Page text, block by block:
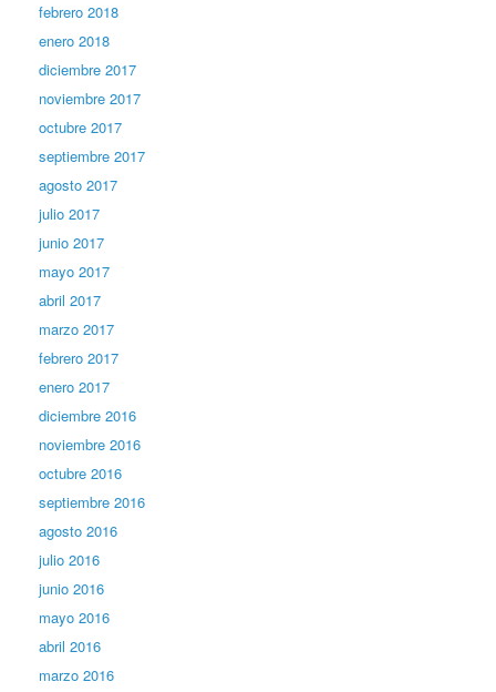
febrero 2018
enero 2018
diciembre 2017
noviembre 2017
octubre 2017
septiembre 2017
agosto 2017
julio 2017
junio 2017
mayo 2017
abril 2017
marzo 2017
febrero 2017
enero 2017
diciembre 2016
noviembre 2016
octubre 2016
septiembre 2016
agosto 2016
julio 2016
junio 2016
mayo 2016
abril 2016
marzo 2016